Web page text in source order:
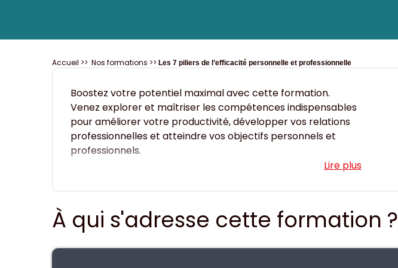
Accueil >> Nos formations >> Les 7 piliers de l’efficacité personnelle et professionnelle
Boostez votre potentiel maximal avec cette formation.
Venez explorer et maîtriser les compétences indispensables
pour améliorer votre productivité, développer vos relations
professionnelles et atteindre vos objectifs personnels et
professionnels.
À qui s'adresse cette formation ?